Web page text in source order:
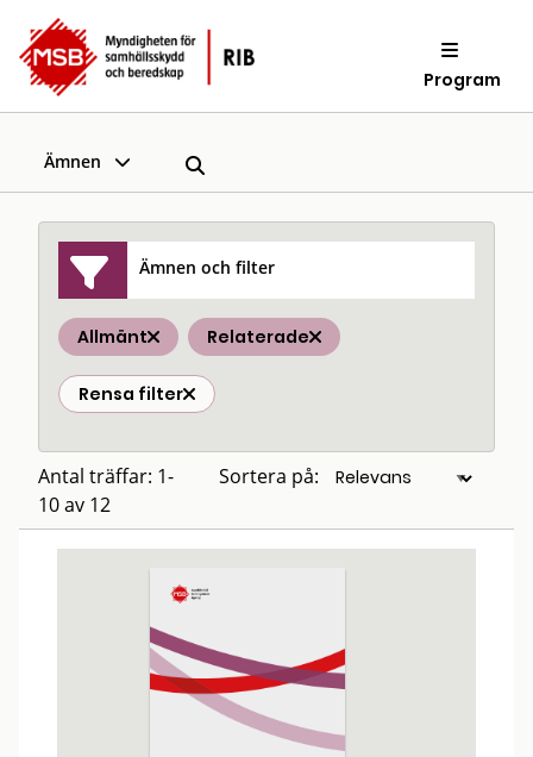
Program
Ämnen
Ämnen och filter
Allmänt Relaterade
Rensa filter
Antal träffar: 1-
10 av 12
Sortera på: